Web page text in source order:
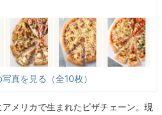
真を見る（全10枚）
メリカで生まれたピザチェーン。現